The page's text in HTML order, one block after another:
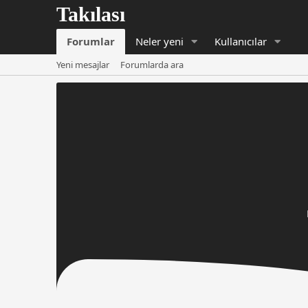
Forumlar Neler yeni Kullanıcılar
Yeni mesajlar Forumlarda ara